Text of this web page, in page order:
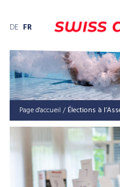
DE FR
Page d'accueil / Élections à